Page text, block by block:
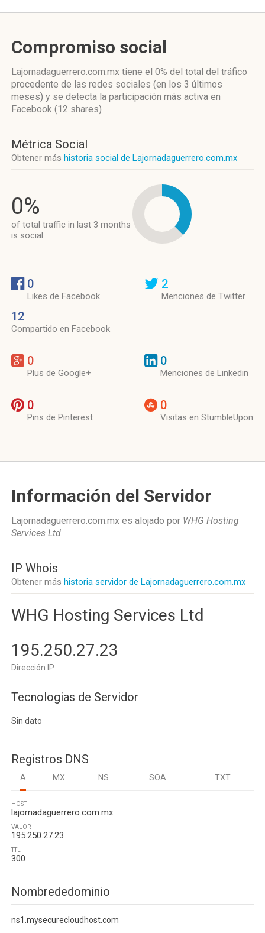
Compromiso social
Lajornadaguerrero.com.mx tiene el 0% del total del tráfico
procedente de las redes sociales (en los 3 últimos
meses) y se detecta la participación más activa en
Facebook (12 shares)
Métrica Social
Obtener más historia social de Lajornadaguerrero.com.mx
0%
of total traffic in last 3 months
is social
0
Likes de Facebook
12
Compartido en Facebook
2
Menciones de Twitter
0
Plus de Google+
0
Menciones de Linkedin
0
Pins de Pinterest
0
Visitas en StumbleUpon
Información del Servidor
Lajornadaguerrero.com.mx es alojado por WHG Hosting
Services Ltd.
IP Whois
Obtener más historia servidor de Lajornadaguerrero.com.mx
WHG Hosting Services Ltd
195.250.27.23
Dirección IP
Tecnologias de Servidor
Sin dato
Registros DNS
A MX NS SOA TXT
HOST
lajornadaguerrero.com.mx
VALOR
195.250.27.23
TTL
300
Nombrededominio
ns1.mysecurecloudhost.com